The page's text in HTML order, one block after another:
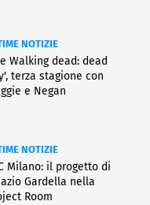
NOTIZIE
Walking dead: dead
terza stagione con
e Negan
NOTIZIE
Milano: il progetto di
Gardella nella
Room